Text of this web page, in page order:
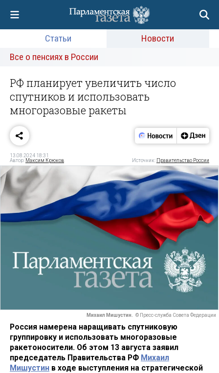
Статьи
Новости
Все о пенсиях в России
РФ планирует увеличить число
спутников и использовать
многоразовые ракеты
13.08.2024 18:31
Автор: Максим Крюков Источник: Правительство России
Михаил Мишустин. © Пресс-служба Совета Федерации
Россия намерена наращивать спутниковую
группировку и использовать многоразовые
ракетоносители. Об этом 13 августа заявил
председатель Правительства РФ Михаил
Мишустин в ходе выступления на стратегической